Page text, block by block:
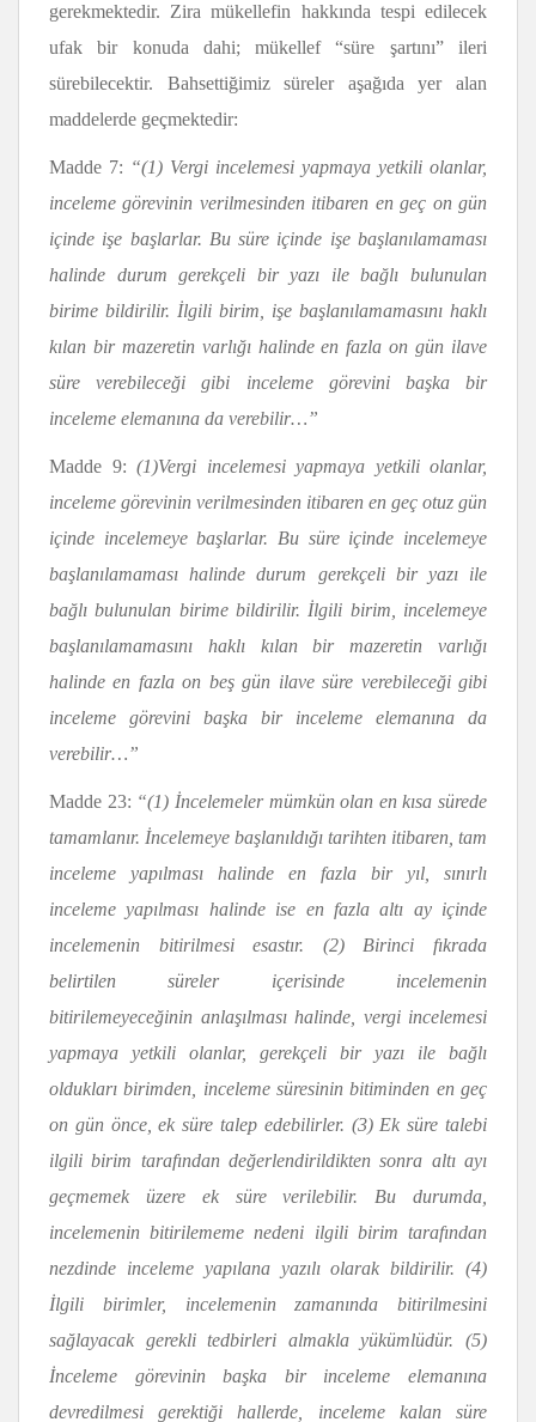
gerekmektedir. Zira mükellefin hakkında tespi edilecek
ufak bir konuda dahi; mükellef “süre şartını” ileri
sürebilecektir. Bahsettiğimiz süreler aşağıda yer alan
maddelerde geçmektedir:
Madde 7: “(1) Vergi incelemesi yapmaya yetkili olanlar,
inceleme görevinin verilmesinden itibaren en geç on gün
içinde işe başlarlar. Bu süre içinde işe başlanılamaması
halinde durum gerekçeli bir yazı ile bağlı bulunulan
birime bildirilir. İlgili birim, işe başlanılamamasını haklı
kılan bir mazeretin varlığı halinde en fazla on gün ilave
süre verebileceği gibi inceleme görevini başka bir
inceleme elemanına da verebilir…”
Madde 9: (1)Vergi incelemesi yapmaya yetkili olanlar,
inceleme görevinin verilmesinden itibaren en geç otuz gün
içinde incelemeye başlarlar. Bu süre içinde incelemeye
başlanılamaması halinde durum gerekçeli bir yazı ile
bağlı bulunulan birime bildirilir. İlgili birim, incelemeye
başlanılamamasını haklı kılan bir mazeretin varlığı
halinde en fazla on beş gün ilave süre verebileceği gibi
inceleme görevini başka bir inceleme elemanına da
verebilir…”
Madde 23: “(1) İncelemeler mümkün olan en kısa sürede
tamamlanır. İncelemeye başlanıldığı tarihten itibaren, tam
inceleme yapılması halinde en fazla bir yıl, sınırlı
inceleme yapılması halinde ise en fazla altı ay içinde
incelemenin bitirilmesi esastır. (2) Birinci fıkrada
belirtilen süreler içerisinde incelemenin
bitirilemeyeceğinin anlaşılması halinde, vergi incelemesi
yapmaya yetkili olanlar, gerekçeli bir yazı ile bağlı
oldukları birimden, inceleme süresinin bitiminden en geç
on gün önce, ek süre talep edebilirler. (3) Ek süre talebi
ilgili birim tarafından değerlendirildikten sonra altı ayı
geçmemek üzere ek süre verilebilir. Bu durumda,
incelemenin bitirilememe nedeni ilgili birim tarafından
nezdinde inceleme yapılana yazılı olarak bildirilir. (4)
İlgili birimler, incelemenin zamanında bitirilmesini
sağlayacak gerekli tedbirleri almakla yükümlüdür. (5)
İnceleme görevinin başka bir inceleme elemanına
devredilmesi gerektiği hallerde, inceleme kalan süre